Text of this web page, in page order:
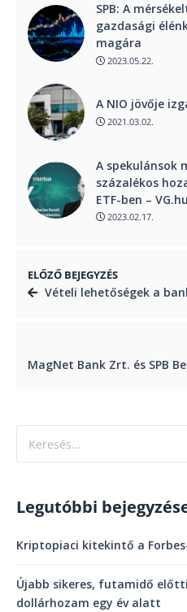
SPB: A
gazdasági
magára
2023.05.22.
A NIO jövője
2021.03.02.
A spekulánsok
százalékos
ETF-ben – VG.hu
2023.02.17.
ELŐZŐ BEJEGYZÉS
Vételi lehetőségek a
Legutóbbi
Kriptopiaci kitekintő a
Újabb sikeres, futamidő
dollárhozam egy év alatt